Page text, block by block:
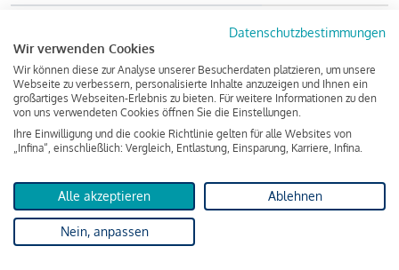
Zu zahlender Gesamtbetrag
Kreditvermittler
INFINA Credit
Broker GmbH
von 237.000 Euro ausgezahlt, um die Wohnung zu kaufen.
Darüber hinaus fallen aber noch einige Gebühren an (z. B. die
Grundbucheintragungsgebühr), sodass die Bank den
Datenschutzbestimmungen
Wir verwenden Cookies
Wir können diese zur Analyse unserer Besucherdaten platzieren, um unsere
Webseite zu verbessern, personalisierte Inhalte anzuzeigen und Ihnen ein
großartiges Webseiten-Erlebnis zu bieten. Für weitere Informationen zu den
von uns verwendeten Cookies öffnen Sie die Einstellungen.
Ihre Einwilligung und die cookie Richtlinie gelten für alle Websites von
„Infina“, einschließlich: Vergleich, Entlastung, Einsparung, Karriere, Infina.
Alle akzeptieren Ablehnen
Nein, anpassen